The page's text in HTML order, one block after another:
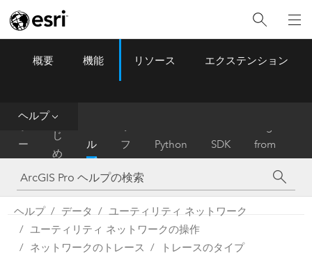
ArcGIS Pro Menu
概要 機能 リソース エクステンション
ヘルプ
ー
ム
は
じ
め
に
ル
プ
フ
ァ
レ
ン
Python SDK
from
ArcMap
ヘルプ データ
ユーティリティ ネットワーク
ユーティリティ ネットワークの操作
ネットワークのトレース
トレースのタイプ